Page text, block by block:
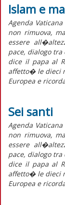
Islam e
Agenda
non rimuova,
essere
pace, dialogo
dice il papa al
affetto� le dieci
Europea e
Sei santi
Agenda
non rimuova,
essere
pace, dialogo
dice il papa al
affetto� le dieci
Europea e